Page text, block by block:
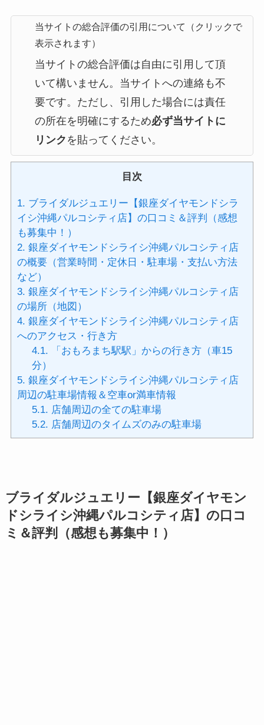
当サイトの総合評価の引用について（クリックで
表示されます）
当サイトの総合評価は自由に引用して頂
いて構いません。当サイトへの連絡も不
要です。ただし、引用した場合には責任
の所在を明確にするため必ず当サイトに
リンク を貼ってください。
目次
1. ブライダルジュエリー【銀座ダイヤモンドシラ
イシ沖縄パルコシティ店】の口コミ＆評判（感想
も募集中！）
2. 銀座ダイヤモンドシライシ沖縄パルコシティ店
の概要（営業時間・定休日・駐車場・支払い方法
など）
3. 銀座ダイヤモンドシライシ沖縄パルコシティ店
の場所（地図）
4. 銀座ダイヤモンドシライシ沖縄パルコシティ店
へのアクセス・行き方
4.1. 「おもろまち駅駅」からの行き方（車15
分）
5. 銀座ダイヤモンドシライシ沖縄パルコシティ店
周辺の駐車場情報＆空車or満車情報
5.1. 店舗周辺の全ての駐車場
5.2. 店舗周辺のタイムズのみの駐車場
ブライダルジュエリー【銀座ダイヤモン
ドシライシ沖縄パルコシティ店】の口コ
ミ＆評判（感想も募集中！）